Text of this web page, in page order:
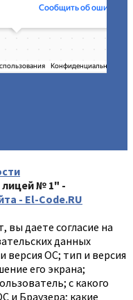
лицей № 1" -
- El-Code.RU
вы даете согласие на
данных
версия ОС; тип и версия
его экрана;
с какого
и Браузера; какие